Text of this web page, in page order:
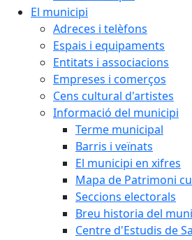
El municipi
Adreces i telèfons
Espais i equipaments
Entitats i associacions
Empreses i comerços
Cens cultural d'artistes
Informació del municipi
Terme municipal
Barris i veïnats
El municipi en xifres
Mapa de Patrimoni
Seccions electorals
Breu historia del
Centre d'Estudis de